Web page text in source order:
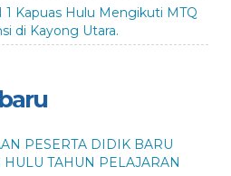
1 Kapuas Hulu Mengikuti MTQ
di Kayong Utara.
PESERTA DIDIK BARU
TAHUN PELAJARAN